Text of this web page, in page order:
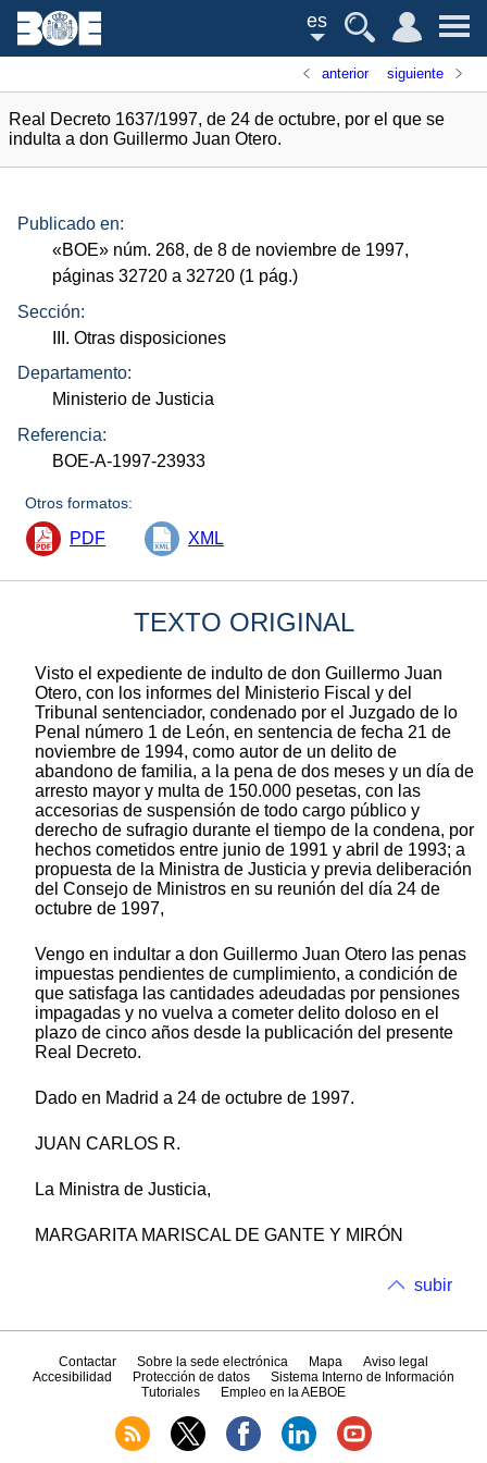
es
anterior siguiente
Real Decreto 1637/1997, de 24 de octubre, por el que se
indulta a don Guillermo Juan Otero.
Publicado en:
«BOE» núm. 268, de 8 de noviembre de 1997,
páginas 32720 a 32720 (1 pág.)
Sección:
III. Otras disposiciones
Departamento:
Ministerio de Justicia
Referencia:
BOE-A-1997-23933
Otros formatos:
PDF XML
TEXTO ORIGINAL
Visto el expediente de indulto de don Guillermo Juan
Otero, con los informes del Ministerio Fiscal y del
Tribunal sentenciador, condenado por el Juzgado de lo
Penal número 1 de León, en sentencia de fecha 21 de
noviembre de 1994, como autor de un delito de
abandono de familia, a la pena de dos meses y un día de
arresto mayor y multa de 150.000 pesetas, con las
accesorias de suspensión de todo cargo público y
derecho de sufragio durante el tiempo de la condena, por
hechos cometidos entre junio de 1991 y abril de 1993; a
propuesta de la Ministra de Justicia y previa deliberación
del Consejo de Ministros en su reunión del día 24 de
octubre de 1997,
Vengo en indultar a don Guillermo Juan Otero las penas
impuestas pendientes de cumplimiento, a condición de
que satisfaga las cantidades adeudadas por pensiones
impagadas y no vuelva a cometer delito doloso en el
plazo de cinco años desde la publicación del presente
Real Decreto.
Dado en Madrid a 24 de octubre de 1997.
JUAN CARLOS R.
La Ministra de Justicia,
MARGARITA MARISCAL DE GANTE Y MIRÓN
subir
Contactar Sobre la sede electrónica Mapa
Aviso legal
Accesibilidad
Protección de datos
Sistema Interno de Información
Tutoriales
Empleo en la AEBOE